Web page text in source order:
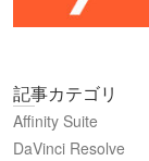
記事カテゴリ
Affinity Suite
DaVinci Resolve